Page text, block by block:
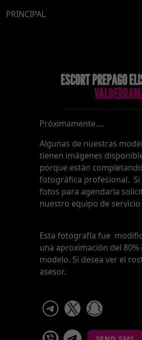
PRINCIPAL
ESCORT PREPAGO
Próximamente....
Algunas de nuestras
tienen imágenes
porque están
fotográfica profesional. Si
fotos para agendarla
nuestro equipo de
Esta fotografía fue
una aproximación del
modelo. Si desea ver el
asesor.
telegram
viber Telegram La